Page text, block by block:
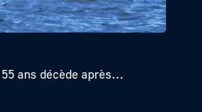
ans décède après...